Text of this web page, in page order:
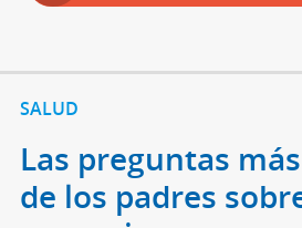
SALUD
Las preguntas
de los padres